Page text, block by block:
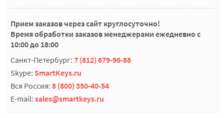
Прием заказов через сайт круглосуточно!
Время обработки заказов менеджерами ежедневно с
10:00 до 18:00
Санкт-Петербург: 7 (812) 679-96-88
Skype: SmartKeys.ru
Вся Россия: 8 (800) 350-40-54
E-mail: sales@smartkeys.ru